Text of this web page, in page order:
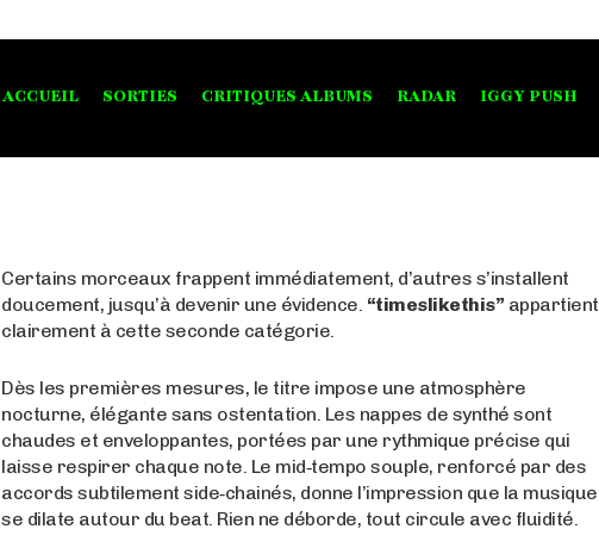
ACCUEIL SORTIES CRITIQUES ALBUMS RADAR IGGY PUSH
Certains morceaux frappent immédiatement, d’autres s’installent
doucement, jusqu’à devenir une évidence. “timeslikethis” appartient
clairement à cette seconde catégorie.
Dès les premières mesures, le titre impose une atmosphère
nocturne, élégante sans ostentation. Les nappes de synthé sont
chaudes et enveloppantes, portées par une rythmique précise qui
laisse respirer chaque note. Le mid‑tempo souple, renforcé par des
accords subtilement side‑chainés, donne l’impression que la musique
se dilate autour du beat. Rien ne déborde, tout circule avec fluidité.